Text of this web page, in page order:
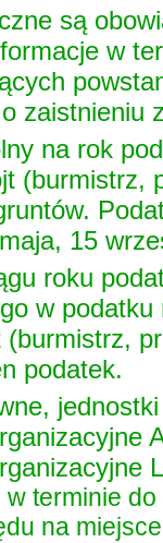
są
w
zaistnieniu
na rok
(burmistrz,
15
roku
w
(burmistrz,
podatek.
w terminie
na